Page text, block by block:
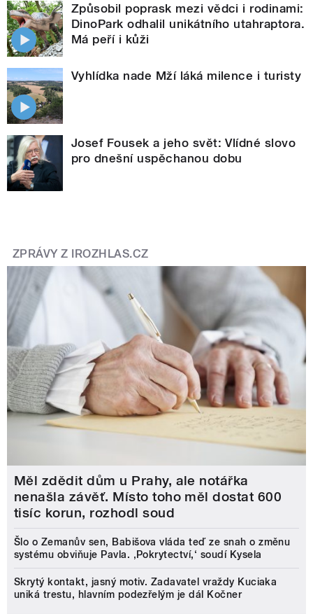
Způsobil poprask mezi vědci i rodinami:
DinoPark odhalil unikátního utahraptora.
Má peří i kůži
Vyhlídka nade Mží láká milence i turisty
Josef Fousek a jeho svět: Vlídné slovo
pro dnešní uspěchanou dobu
ZPRÁVY Z IROZHLAS.CZ
Měl zdědit dům u Prahy, ale notářka
nenašla závěť. Místo toho měl dostat 600
tisíc korun, rozhodl soud
Šlo o Zemanův sen, Babišova vláda teď ze snah o změnu
systému obviňuje Pavla. ‚Pokrytectví,‘ soudí Kysela
Skrytý kontakt, jasný motiv. Zadavatel vraždy Kuciaka
uniká trestu, hlavním podezřelým je dál Kočner